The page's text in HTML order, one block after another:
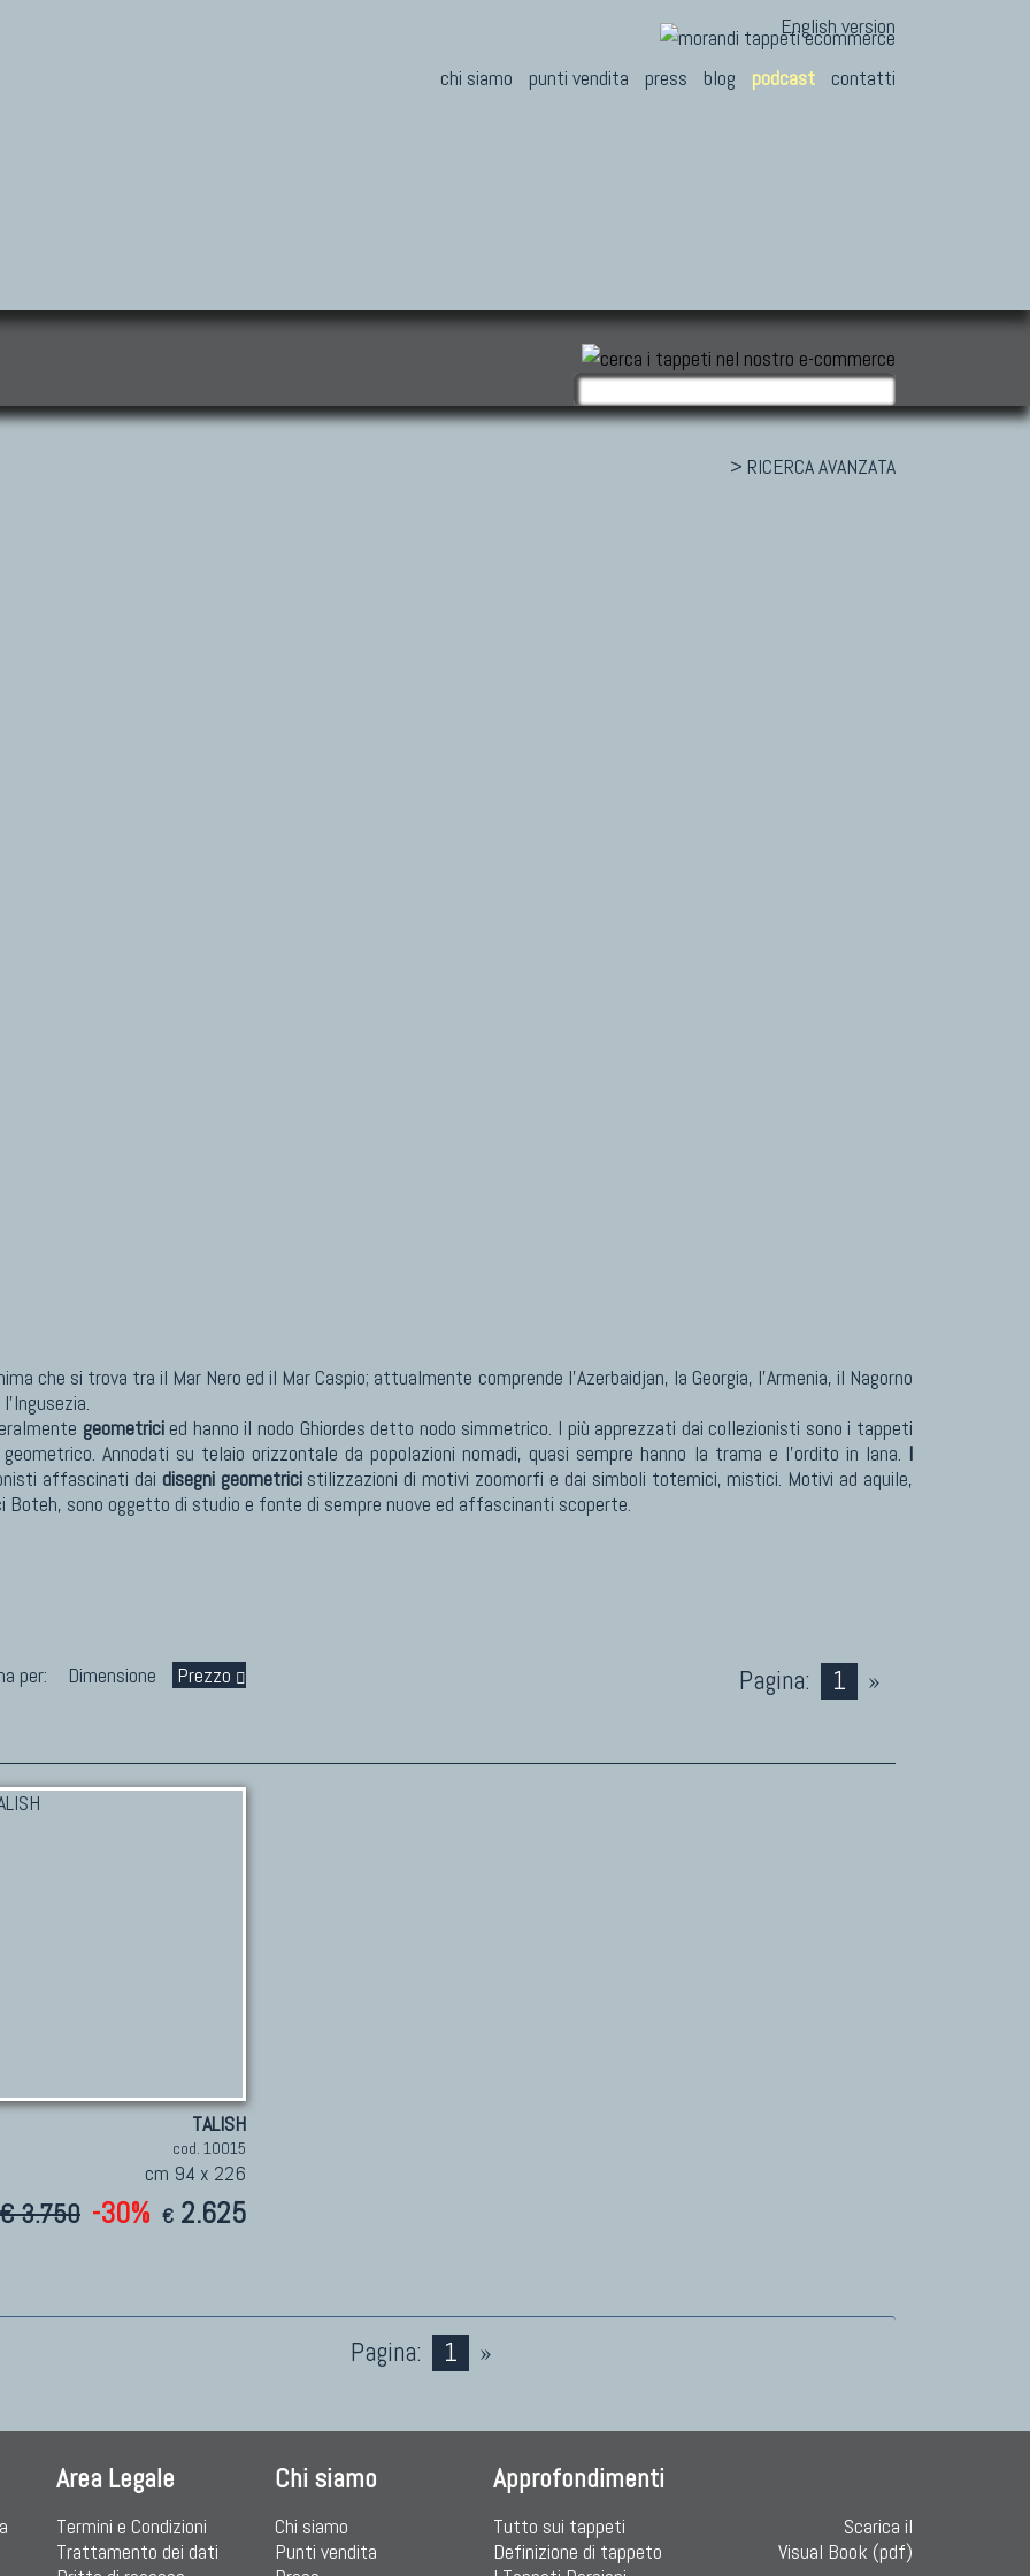
English version
chi siamo
punti vendita press blog podcast contatti
> RICERCA AVANZATA
che si trova tra il Mar Nero ed il Mar Caspio; attualmente comprende l'Azerbaidjan, la Georgia, l'Armenia, il Nagorno
geometricied hanno il nodo Ghiordes detto nodo simmetrico. I più apprezzati dai collezionisti sono i tappeti
Annodati su telaio orizzontale da popolazioni nomadi, quasi sempre hanno la trama e l'ordito in lana. I
affascinati dai disegni geometricistilizzazioni di motivi zoomorfi e dai simboli totemici, mistici. Motivi ad aquile,
Boteh, sono oggetto di studio e fonte di sempre nuove ed affascinanti scoperte.
per: Dimensione Prezzo Pagina: 1 »
TALISH
cod. 10015
cm 94 x 226
€ 3.750 -30% € 2.625
Pagina: 1 »
Area Legale
Termini e Condizioni
Trattamento dei dati
Chi siamo
Chi siamo
Punti vendita
Approfondimenti
Tutto sui tappeti
Definizione di tappeto
Scarica il
Visual Book (pdf)